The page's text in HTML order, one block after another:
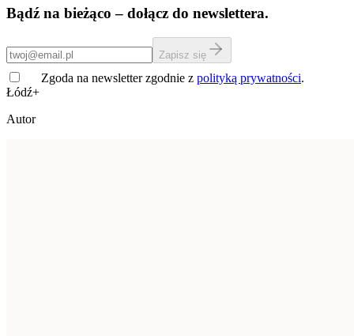
Bądź na bieżąco – dołącz do newslettera.
Zapisz się
Zgoda na newsletter zgodnie z polityką prywatności.
Łódź+
Autor